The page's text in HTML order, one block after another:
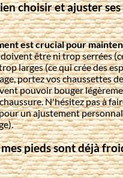
choisir et ajuster ses
est crucial pour
être ni trop serrées
larges (ce qui crée des
portez vos chaussettes
pouvoir bouger
N'hésitez pas à
un ajustement
pieds sont déjà